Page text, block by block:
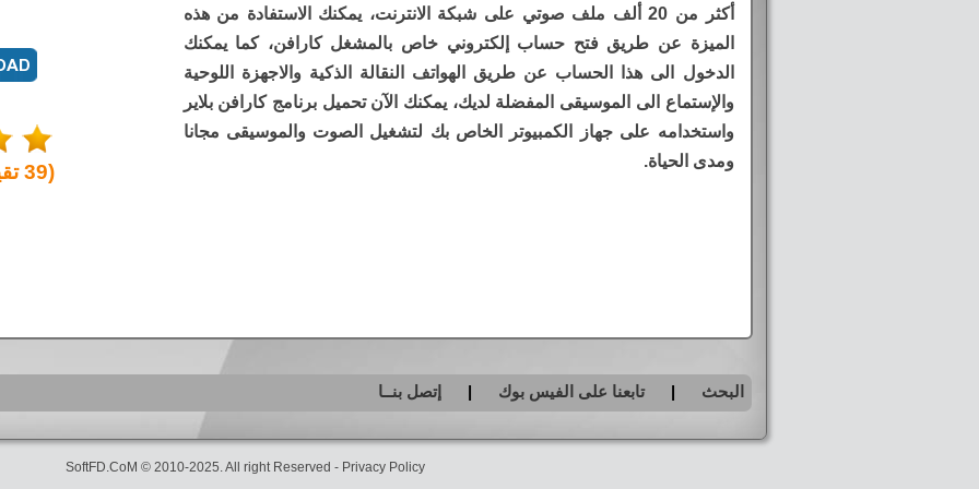
أكثر من 20 ألف ملف صوتي على شبكة الانترنت، يمكنك الاستفادة من هذه
الميزة عن طريق فتح حساب إلكتروني خاص بالمشغل كارافن، كما يمكنك
الدخول الى هذا الحساب عن طريق الهواتف النقالة الذكية والاجهزة اللوحية
والإستماع الى الموسيقى المفضلة لديك، يمكنك الآن تحميل برنامج كارافن بلاير
واستخدامه على جهاز الكمبيوتر الخاص بك لتشغيل الصوت والموسيقى مجانا
ومدى الحياة.
(
39
البحث |تابعنا على الفيس بوك | إتصل بنــا
SoftFD.CoM © 2010-2025. All right Reserved - Privacy Policy